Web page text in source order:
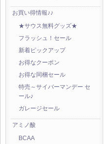
お買い得情報♪♪
★サウス無料グッズ★
フラッシュ！セール
新着ピックアップ
お得なクーポン
お得な同梱セール
特売～サイバーマンデー セ
ール♪
ガレージセール
アミノ酸
BCAA